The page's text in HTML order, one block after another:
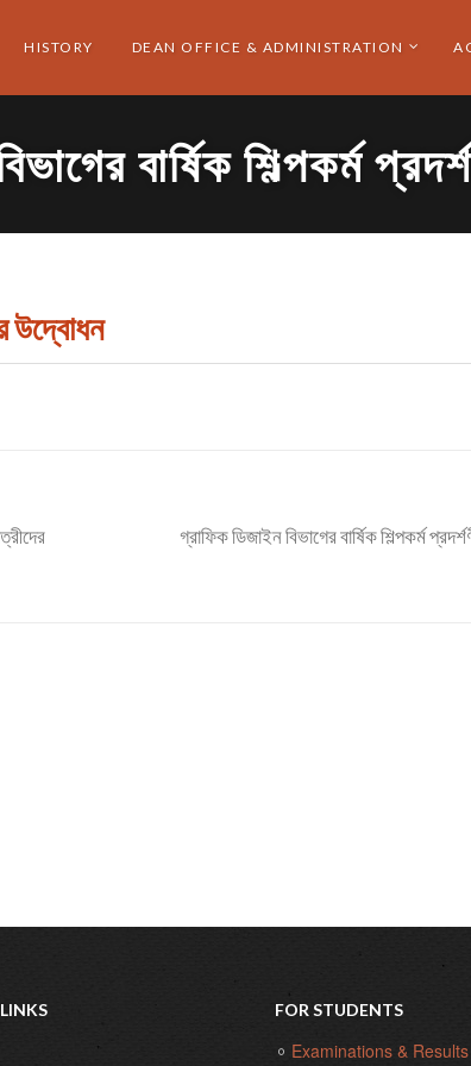
HISTORY DEAN OFFICE & ADMINISTRATION
বার্ষিক শিল্পকর্ম
উদ্বোধন
গ্রাফিক ডিজাইন বিভাগের বার্ষিক শিল্পকর্ম
FOR STUDENTS
Examinations & Results